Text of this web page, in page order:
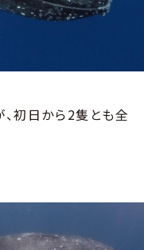
初日から2隻とも全